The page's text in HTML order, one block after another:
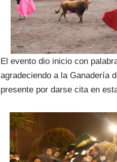
El evento dio inicio con
agradeciendo a la Ganadería
presente por darse cita en